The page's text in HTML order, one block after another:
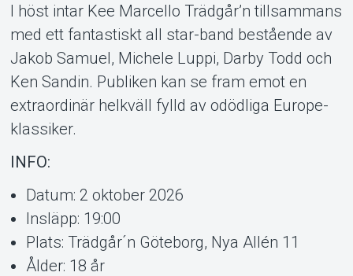
I höst intar Kee Marcello Trädgår’n tillsammans
med ett fantastiskt all star-band bestående av
Jakob Samuel, Michele Luppi, Darby Todd och
Ken Sandin. Publiken kan se fram emot en
extraordinär helkväll fylld av odödliga Europe-
klassiker.
INFO:
Datum: 2 oktober 2026
Insläpp: 19:00
Plats: Trädgår´n Göteborg, Nya Allén 11
Ålder: 18 år